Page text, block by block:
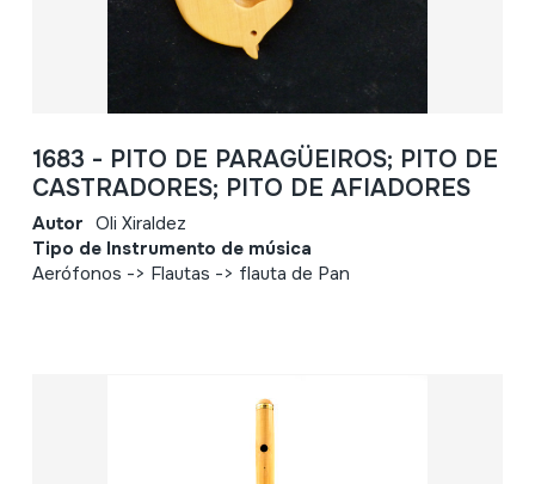
1683 - PITO DE PARAGÜEIROS; PITO DE
CASTRADORES; PITO DE AFIADORES
Autor Oli Xiraldez
Tipo de Instrumento de música
Aerófonos -> Flautas -> flauta de Pan